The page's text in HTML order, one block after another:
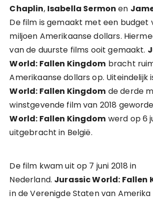
Chaplin, Isabella Sermon en
De film is gemaakt met een budget
miljoen Amerikaanse dollars.
van de duurste films ooit gemaakt.
World: Fallen Kingdom bracht
Amerikaanse dollars op. Uiteindelijk
World: Fallen Kingdom de derde
winstgevende film van 2018
World: Fallen Kingdom werd op 6
uitgebracht in België.
De film kwam uit op 7 juni 2018 in
Nederland. Jurassic World: Fallen
in de Verenigde Staten van